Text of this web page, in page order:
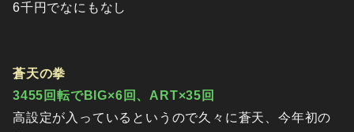
6千円でなにもなし
蒼天の拳
3455回転でBIG×6回、ART×35回
高設定が入っているというので久々に蒼天、今年初の